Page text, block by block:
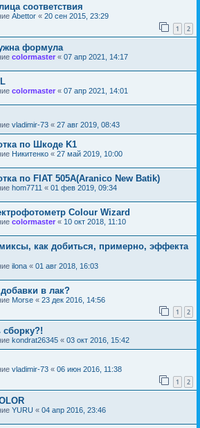
соответствия
Abettor « 20 сен 2015, 23:29
1 2
формула
colormaster « 07 апр 2021, 14:17
colormaster « 07 апр 2021, 14:01
vladimir-73 « 27 авг 2019, 08:43
по Шкоде K1
Никитенко « 27 май 2019, 10:00
по FIAT 505A(Aranico New Batik)
hom7711 « 01 фев 2019, 09:34
Colour Wizard
colormaster « 10 окт 2018, 11:10
как добиться, примерно, эффекта
ilona « 01 авг 2018, 16:03
в лак?
Morse « 23 дек 2016, 14:56
1 2
сборку?!
kondrat26345 « 03 окт 2016, 15:42
vladimir-73 « 06 июн 2016, 11:38
1 2
YURU « 04 апр 2016, 23:46